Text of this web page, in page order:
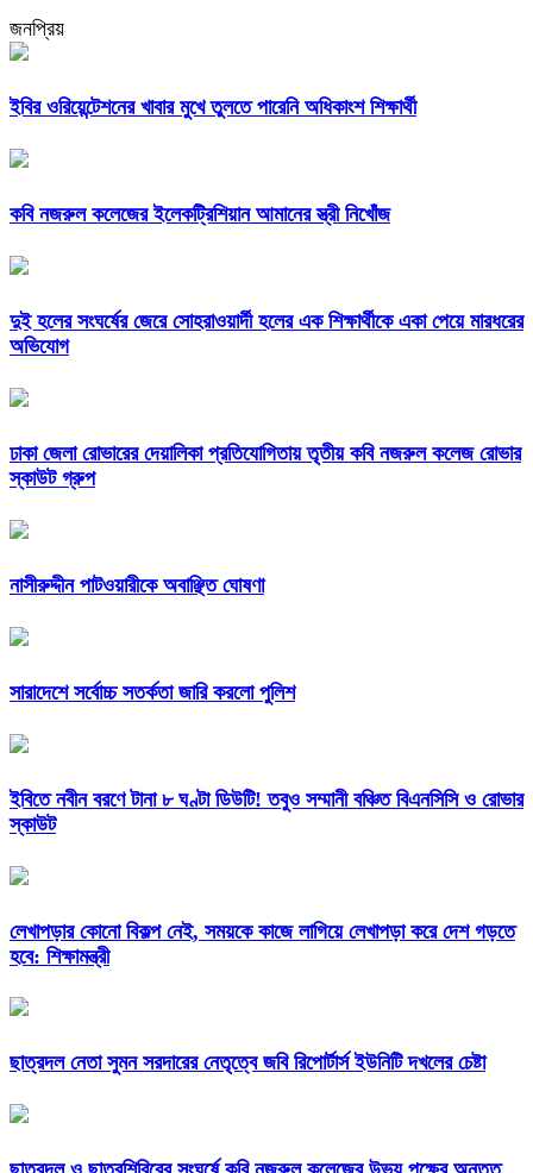
জনপ্রিয়
ইবির ওরিয়েন্টেশনের খাবার মুখে তুলতে পারেনি অধিকাংশ শিক্ষার্থী
কবি নজরুল কলেজের ইলেকট্রিশিয়ান আমানের স্ত্রী নিখোঁজ
দুই হলের সংঘর্ষের জেরে সোহরাওয়ার্দী হলের এক শিক্ষার্থীকে একা পেয়ে মারধরের
অভিযোগ
ঢাকা জেলা রোভারের দেয়ালিকা প্রতিযোগিতায় তৃতীয় কবি নজরুল কলেজ রোভার
স্কাউট গ্রুপ
নাসীরুদ্দীন পাটওয়ারীকে অবাঞ্ছিত ঘোষণা
সারাদেশে সর্বোচ্চ সতর্কতা জারি করলো পুলিশ
ইবিতে নবীন বরণে টানা ৮ ঘণ্টা ডিউটি! তবুও সম্মানী বঞ্চিত বিএনসিসি ও রোভার
স্কাউট
লেখাপড়ার কোনো বিকল্প নেই, সময়কে কাজে লাগিয়ে লেখাপড়া করে দেশ গড়তে
হবে: শিক্ষামন্ত্রী
ছাত্রদল নেতা সুমন সরদারের নেতৃত্বে জবি রিপোর্টার্স ইউনিটি দখলের চেষ্টা